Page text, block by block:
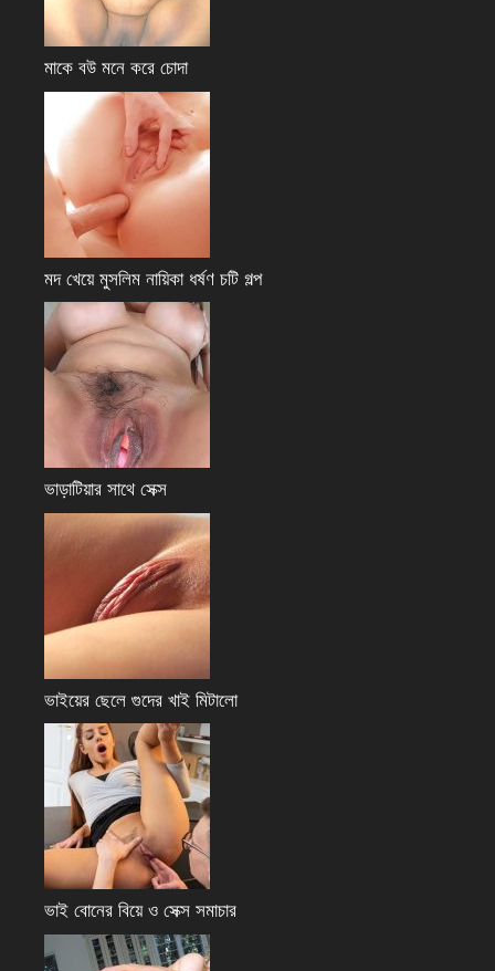
মাকে বউ মনে করে চোদা
মদ খেয়ে মুসলিম নায়িকা ধর্ষণ চটি গল্প
ভাড়াটিয়ার সাথে সেক্স
ভাইয়ের ছেলে গুদের খাই মিটালো
ভাই বোনের বিয়ে ও সেক্স সমাচার